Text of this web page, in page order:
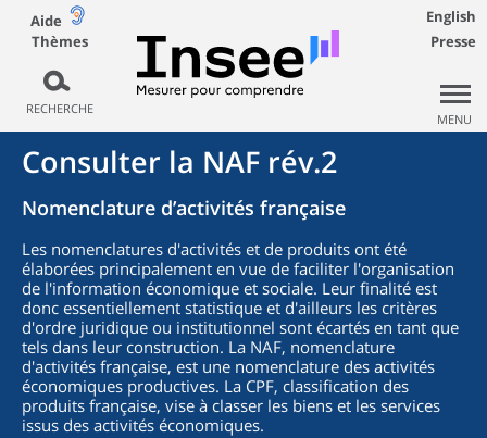
Aide
Thèmes
RECHERCHE
English
Presse
MENU
Consulter la NAF rév.2
Nomenclature d’activités française
Les nomenclatures d'activités et de produits ont été
élaborées principalement en vue de faciliter l'organisation
de l'information économique et sociale. Leur finalité est
donc essentiellement statistique et d'ailleurs les critères
d'ordre juridique ou institutionnel sont écartés en tant que
tels dans leur construction. La NAF, nomenclature
d'activités française, est une nomenclature des activités
économiques productives. La CPF, classification des
produits française, vise à classer les biens et les services
issus des activités économiques.